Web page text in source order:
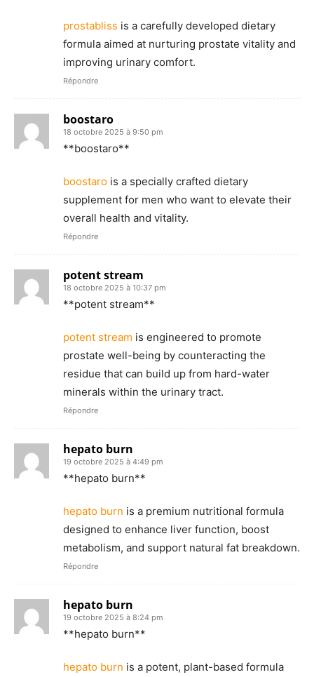
prostabliss is a carefully developed dietary
formula aimed at nurturing prostate vitality and
improving urinary comfort.
Répondre
boostaro
18 octobre 2025 à 9:50 pm
** boostaro**
boostaro is a specially crafted dietary
supplement for men who want to elevate their
overall health and vitality.
Répondre
potent stream
18 octobre 2025 à 10:37 pm
**potent stream**
potent stream is engineered to promote
prostate well-being by counteracting the
residue that can build up from hard-water
minerals within the urinary tract.
Répondre
hepato burn
19 octobre 2025 à 4:49 pm
**hepato burn**
hepato burn is a premium nutritional formula
designed to enhance liver function, boost
metabolism, and support natural fat breakdown.
Répondre
hepato burn
19 octobre 2025 à 8:24 pm
** hepato burn**
hepato burn is a potent, plant-based formula